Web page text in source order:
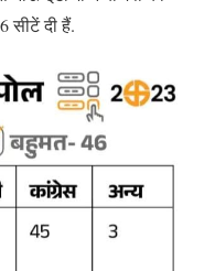
सीटें दी हैं.